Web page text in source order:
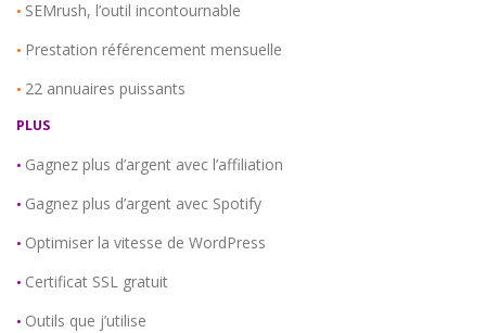
• SEMrush, l’outil incontournable
• Prestation référencement mensuelle
• 22 annuaires puissants
PLUS
• Gagnez plus d’argent avec l’affiliation
• Gagnez plus d’argent avec Spotify
• Optimiser la vitesse de WordPress
• Certificat SSL gratuit
• Outils que j’utilise